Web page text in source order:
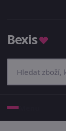
Bexis♥